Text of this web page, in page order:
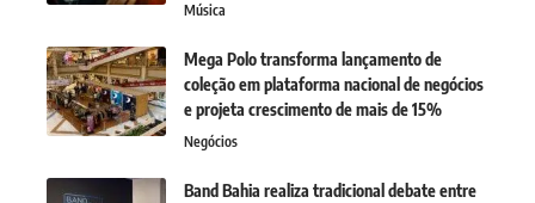
Música
Mega Polo transforma lançamento de
coleção em plataforma nacional de negócios
e projeta crescimento de mais de 15%
Negócios
Band Bahia realiza tradicional debate entre